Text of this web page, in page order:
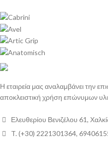
Η εταιρεία μας αναλαμβάνει την
αποκλειστική χρήση επώνυμων
Ελευθερίου Βενιζέλου 61,
T. (+30) 2221301364,